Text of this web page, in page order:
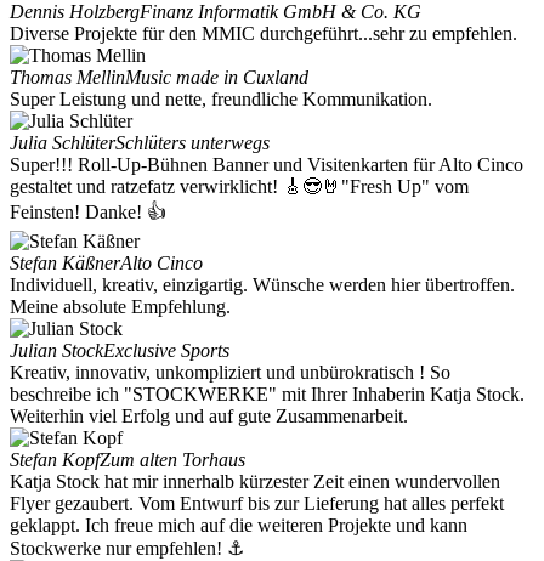
Dennis HolzbergFinanz Informatik GmbH & Co. KG
Diverse Projekte für den MMIC durchgeführt...sehr zu empfehlen.
Thomas MellinMusic made in Cuxland
Super Leistung und nette, freundliche Kommunikation.
Julia SchlüterSchlüters unterwegs
Super!!! Roll-Up-Bühnen Banner und Visitenkarten für Alto Cinco
gestaltet und ratzefatz verwirklicht! 🎸😎🤘"Fresh Up" vom
Feinsten! Danke! 👍
Stefan KäßnerAlto Cinco
Individuell, kreativ, einzigartig. Wünsche werden hier übertroffen.
Meine absolute Empfehlung.
Julian StockExclusive Sports
Kreativ, innovativ, unkompliziert und unbürokratisch ! So
beschreibe ich "STOCKWERKE" mit Ihrer Inhaberin Katja Stock.
Weiterhin viel Erfolg und auf gute Zusammenarbeit.
Stefan KopfZum alten Torhaus
Katja Stock hat mir innerhalb kürzester Zeit einen wundervollen
Flyer gezaubert. Vom Entwurf bis zur Lieferung hat alles perfekt
geklappt. Ich freue mich auf die weiteren Projekte und kann
Stockwerke nur empfehlen! ⚓️